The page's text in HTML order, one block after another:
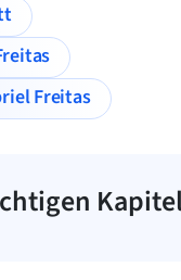
Freitas